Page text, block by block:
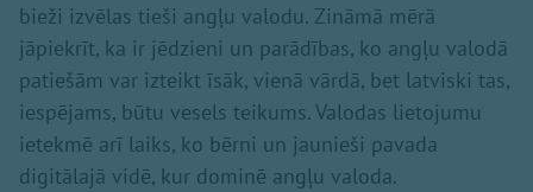
bieži izvēlas tieši angļu valodu. Zināmā mērā
jāpiekrīt, ka ir jēdzieni un parādības, ko angļu valodā
patiešām var izteikt īsāk, vienā vārdā, bet latviski tas,
iespējams, būtu vesels teikums. Valodas lietojumu
ietekmē arī laiks, ko bērni un jaunieši pavada
digitālajā vidē, kur dominē angļu valoda.